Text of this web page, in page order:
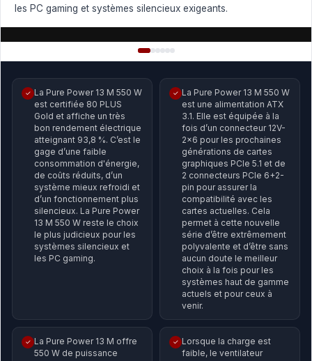
les PC gaming et systèmes silencieux exigeants.
✓ La Pure Power 13 M 550 W
est certifiée 80 PLUS
Gold et affiche un très
bon rendement électrique
atteignant 93,8 %. C’est le
gage d’une faible
consommation d'énergie,
de coûts réduits, d’un
système mieux refroidi et
d’un fonctionnement plus
silencieux. La Pure Power
13 M 550 W reste le choix
le plus judicieux pour les
systèmes silencieux et
les PC gaming.
✓ La Pure Power 13 M 550 W
est une alimentation ATX
3.1. Elle est équipée à la
fois d’un connecteur 12V-
2x6 pour les prochaines
générations de cartes
graphiques PCIe 5.1 et de
2 connecteurs PCIe 6+2-
pin pour assurer la
compatibilité avec les
cartes actuelles. Cela
permet à cette nouvelle
série d’être extrêmement
polyvalente et d’être sans
aucun doute le meilleur
choix à la fois pour les
systèmes haut de gamme
actuels et pour ceux à
venir.
✓ La Pure Power 13 M offre
550 W de puissance
✓ Lorsque la charge est
faible, le ventilateur